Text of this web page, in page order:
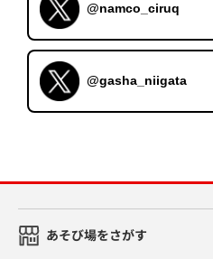
@namco_ciruq
@gasha_niigata
あそび場をさがす